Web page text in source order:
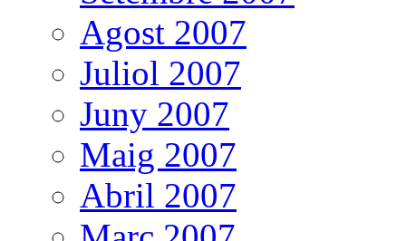
Agost 2007
Juliol 2007
Juny 2007
Maig 2007
Abril 2007